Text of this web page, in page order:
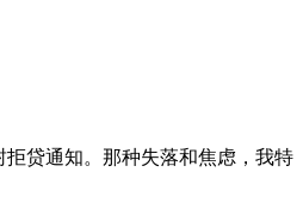
贷通知。那种失落和焦虑，我特